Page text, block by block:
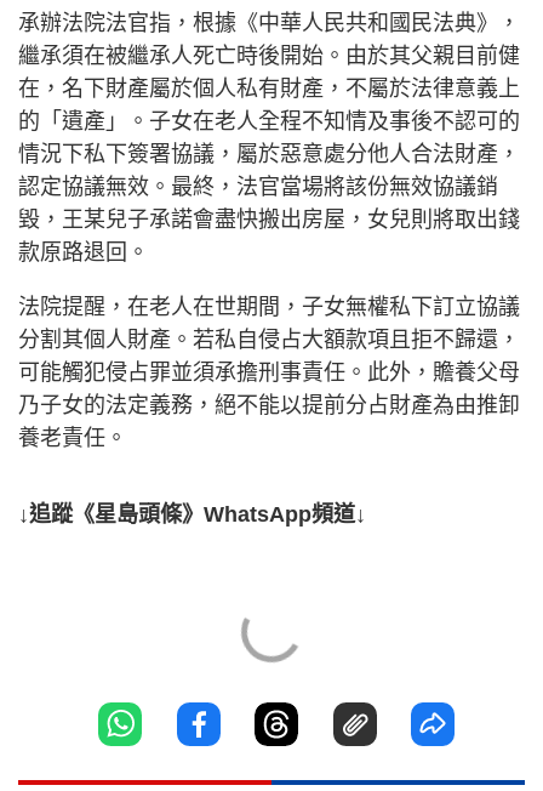
承辦法院法官指，根據《中華人民共和國民法典》，
繼承須在被繼承人死亡時後開始。由於其父親目前健
在，名下財產屬於個人私有財產，不屬於法律意義上
的「遺產」。子女在老人全程不知情及事後不認可的
情況下私下簽署協議，屬於惡意處分他人合法財產，
認定協議無效。最終，法官當場將該份無效協議銷
毀，王某兒子承諾會盡快搬出房屋，女兒則將取出錢
款原路退回。
法院提醒，在老人在世期間，子女無權私下訂立協議
分割其個人財產。若私自侵占大額款項且拒不歸還，
可能觸犯侵占罪並須承擔刑事責任。此外，贍養父母
乃子女的法定義務，絕不能以提前分占財產為由推卸
養老責任。
↓追蹤《星島頭條》WhatsApp頻道↓